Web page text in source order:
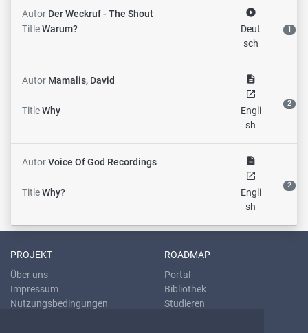
Autor Der Weckruf - The Shout play_circle_filled
TitleWarum?
Deut
sch
1
Autor Mamalis, David
description
open_in_new
TitleWhy
Engli
sh
2
AutorVoice Of God Recordings
description
open_in_new
TitleWhy?
Engli
sh
2
PROJEKT
Über uns
Impressum
Nutzungsbedingungen
ROADMAP
Portal
Bibliothek
Studieren